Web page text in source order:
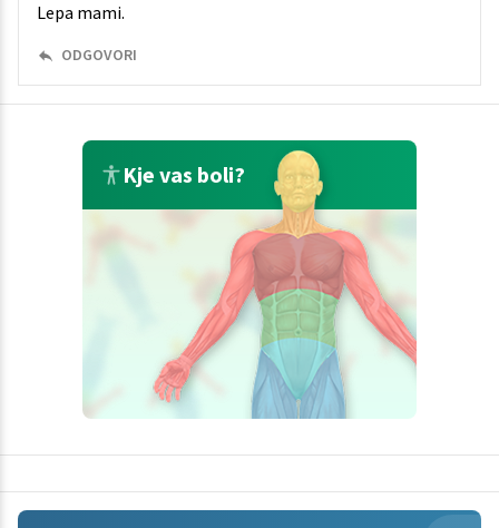
Lepa mami.
ODGOVORI
Kje vas boli?